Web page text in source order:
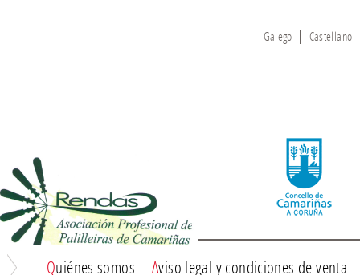
Galego Castellano
Quiénes somos
Aviso legal y condiciones de venta